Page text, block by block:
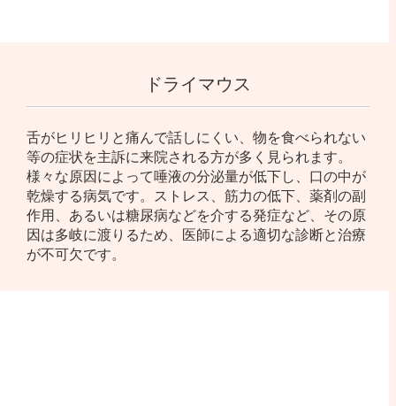
ドライマウス
舌がヒリヒリと痛んで話しにくい、物を食べられない
等の症状を主訴に来院される方が多く見られます。
様々な原因によって唾液の分泌量が低下し、口の中が
乾燥する病気です。ストレス、筋力の低下、薬剤の副
作用、あるいは糖尿病などを介する発症など、その原
因は多岐に渡りるため、医師による適切な診断と治療
が不可欠です。